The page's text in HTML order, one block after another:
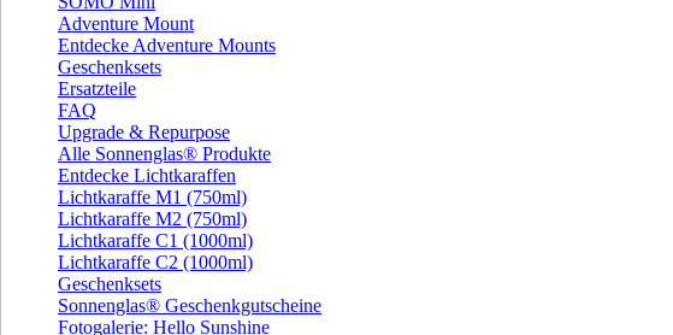
Adventure Mount
Entdecke Adventure Mounts
Geschenksets
Ersatzteile
FAQ
Upgrade & Repurpose
Alle Sonnenglas® Produkte
Entdecke Lichtkaraffen
Lichtkaraffe M1 (750ml)
Lichtkaraffe M2 (750ml)
Lichtkaraffe C1 (1000ml)
Lichtkaraffe C2 (1000ml)
Geschenksets
Sonnenglas® Geschenkgutscheine
Fotogalerie: Hello Sunshine